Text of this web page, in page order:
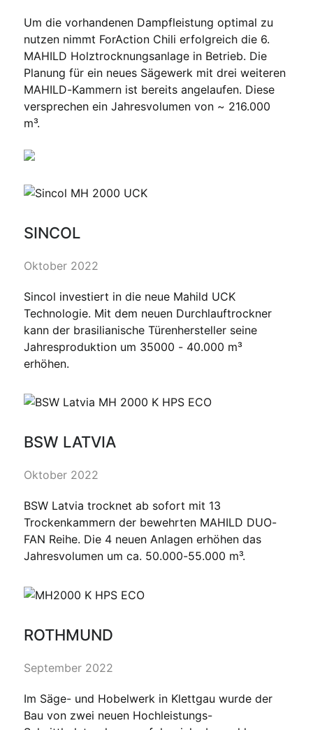
Um die vorhandenen Dampfleistung optimal zu
nutzen nimmt ForAction Chili erfolgreich die 6.
MAHILD Holztrocknungsanlage in Betrieb. Die
Planung für ein neues Sägewerk mit drei weiteren
MAHILD-Kammern ist bereits angelaufen. Diese
versprechen ein Jahresvolumen von ~ 216.000
m³.
SINCOL
Oktober 2022
Sincol investiert in die neue Mahild UCK
Technologie. Mit dem neuen Durchlauftrockner
kann der brasilianische Türenhersteller seine
Jahresproduktion um 35000 - 40.000 m³
erhöhen.
BSW LATVIA
Oktober 2022
BSW Latvia trocknet ab sofort mit 13
Trockenkammern der bewehrten MAHILD DUO-
FAN Reihe. Die 4 neuen Anlagen erhöhen das
Jahresvolumen um ca. 50.000-55.000 m³.
ROTHMUND
September 2022
Im Säge- und Hobelwerk in Klettgau wurde der
Bau von zwei neuen Hochleistungs-